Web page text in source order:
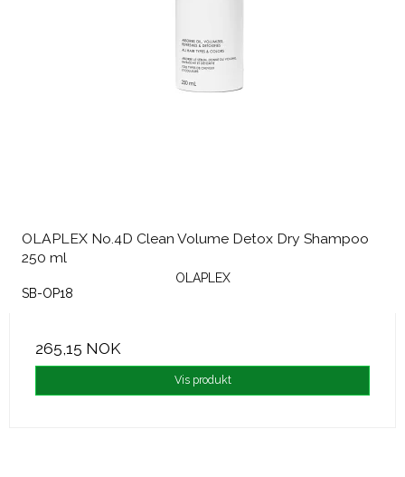
OLAPLEX No.4D Clean Volume Detox Dry Shampoo
250 ml
OLAPLEX
SB-OP18
265,15 NOK
Vis produkt